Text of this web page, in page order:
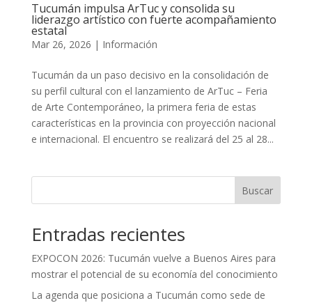
Tucumán impulsa ArTuc y consolida su
liderazgo artístico con fuerte acompañamiento
estatal
Mar 26, 2026 | Información
Tucumán da un paso decisivo en la consolidación de
su perfil cultural con el lanzamiento de ArTuc – Feria
de Arte Contemporáneo, la primera feria de estas
características en la provincia con proyección nacional
e internacional. El encuentro se realizará del 25 al 28...
Buscar
Entradas recientes
EXPOCON 2026: Tucumán vuelve a Buenos Aires para
mostrar el potencial de su economía del conocimiento
La agenda que posiciona a Tucumán como sede de